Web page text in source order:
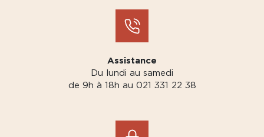
Assistance
Du lundi au samedi
de 9h à 18h au 021 331 22 38